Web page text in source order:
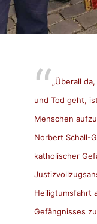
„Überall
und Tod geht,
Menschen
Norbert Schall-
katholischer
Heiligtumsfahrt
Gefängnisses